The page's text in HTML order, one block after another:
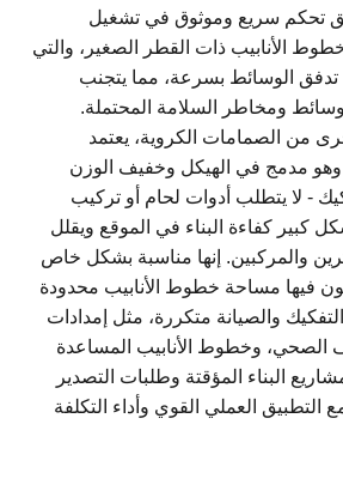
تحكم سريع وموثوق في تشغيل
الأنابيب ذات القطر الصغير، والتي
تدفق الوسائط بسرعة، مما يتجنب
ومخاطر السلامة المحتملة.
من الصمامات الكروية، يعتمد
وهو مدمج في الهيكل وخفيف الوزن
- لا يتطلب أدوات لحام أو تركيب
كبير كفاءة البناء في الموقع ويقلل
والمركبين. إنها مناسبة بشكل خاص
فيها مساحة خطوط الأنابيب محدودة
والصيانة متكررة، مثل إمدادات
الصحي، وخطوط الأنابيب المساعدة
البناء المؤقتة وطلبات التصدير
العملي القوي وأداء التكلفة